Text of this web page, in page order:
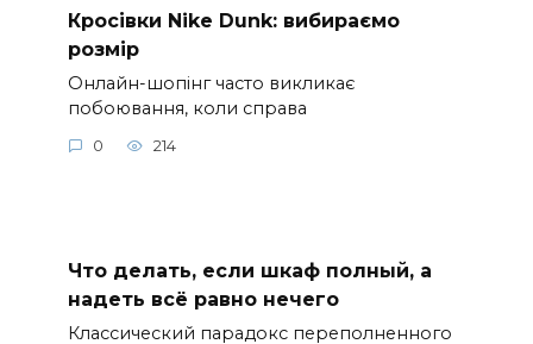
Кросівки Nike Dunk: вибираємо
розмір
Онлайн-шопінг часто викликає
побоювання, коли справа
0 214
Что делать, если шкаф полный, а
надеть всё равно нечего
Классический парадокс переполненного